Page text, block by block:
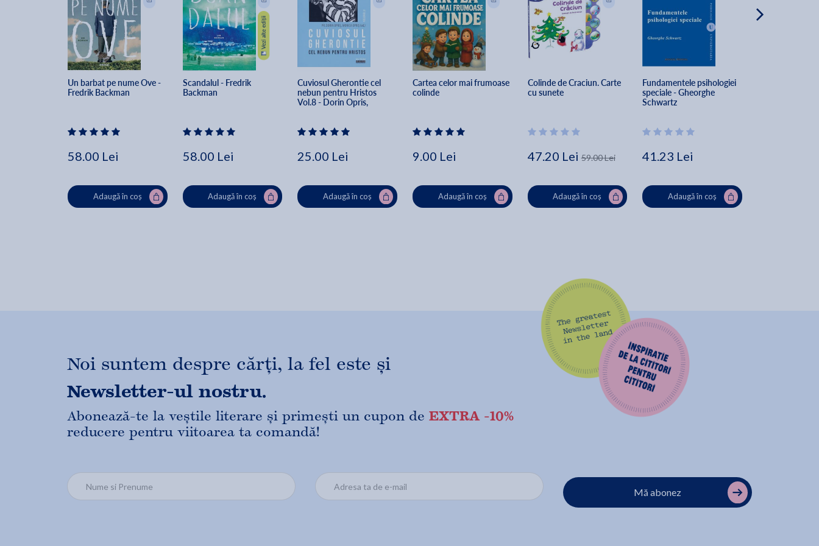
Un barbat pe nume Ove -
Fredrik Backman
58.00 Lei
Adaugă în coș
Scandalul - Fredrik
Backman
58.00 Lei
Adaugă în coș
Cuviosul Gherontie cel
nebun pentru Hristos
Vol.8 - Dorin Opris,
25.00 Lei
Adaugă în coș
Cartea celor mai frumoase
colinde
9.00 Lei
Adaugă în coș
Colinde de Craciun. Carte
cu sunete
47.20 Lei 59.00 Lei
Adaugă în coș
Fundamentele psihologiei
speciale - Gheorghe
Schwartz
41.23 Lei
Adaugă în coș
Noi suntem despre cărți, la fel este și
Newsletter-ul nostru.
Abonează-te la veștile literare și primești un cupon de EXTRA -10%
reducere pentru viitoarea ta comandă!
Mă abonez